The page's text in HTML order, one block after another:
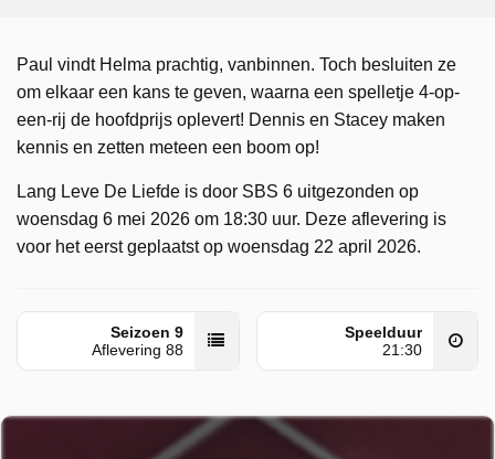
Paul vindt Helma prachtig, vanbinnen. Toch besluiten ze
om elkaar een kans te geven, waarna een spelletje 4-op-
een-rij de hoofdprijs oplevert! Dennis en Stacey maken
kennis en zetten meteen een boom op!
Lang Leve De Liefde is door SBS 6 uitgezonden op
woensdag 6 mei 2026 om 18:30 uur. Deze aflevering is
voor het eerst geplaatst op woensdag 22 april 2026.
Seizoen 9
Aflevering 88
Speelduur
21:30